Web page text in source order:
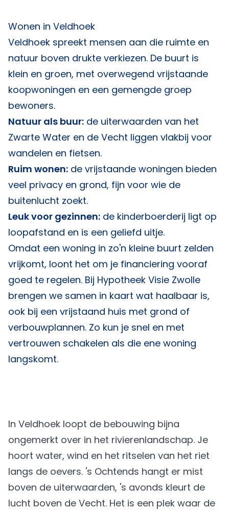
Wonen in Veldhoek
Veldhoek spreekt mensen aan die ruimte en
natuur boven drukte verkiezen. De buurt is
klein en groen, met overwegend vrijstaande
koopwoningen en een gemengde groep
bewoners.
Natuur als buur: de uiterwaarden van het
Zwarte Water en de Vecht liggen vlakbij voor
wandelen en fietsen.
Ruim wonen: de vrijstaande woningen bieden
veel privacy en grond, fijn voor wie de
buitenlucht zoekt.
Leuk voor gezinnen: de kinderboerderij ligt op
loopafstand en is een geliefd uitje.
Omdat een woning in zo'n kleine buurt zelden
vrijkomt, loont het om je financiering vooraf
goed te regelen. Bij Hypotheek Visie Zwolle
brengen we samen in kaart wat haalbaar is,
ook bij een vrijstaand huis met grond of
verbouwplannen. Zo kun je snel en met
vertrouwen schakelen als die ene woning
langskomt.
In Veldhoek loopt de bebouwing bijna
ongemerkt over in het rivierenlandschap. Je
hoort water, wind en het ritselen van het riet
langs de oevers. 's Ochtends hangt er mist
boven de uiterwaarden, 's avonds kleurt de
lucht boven de Vecht. Het is een plek waar de